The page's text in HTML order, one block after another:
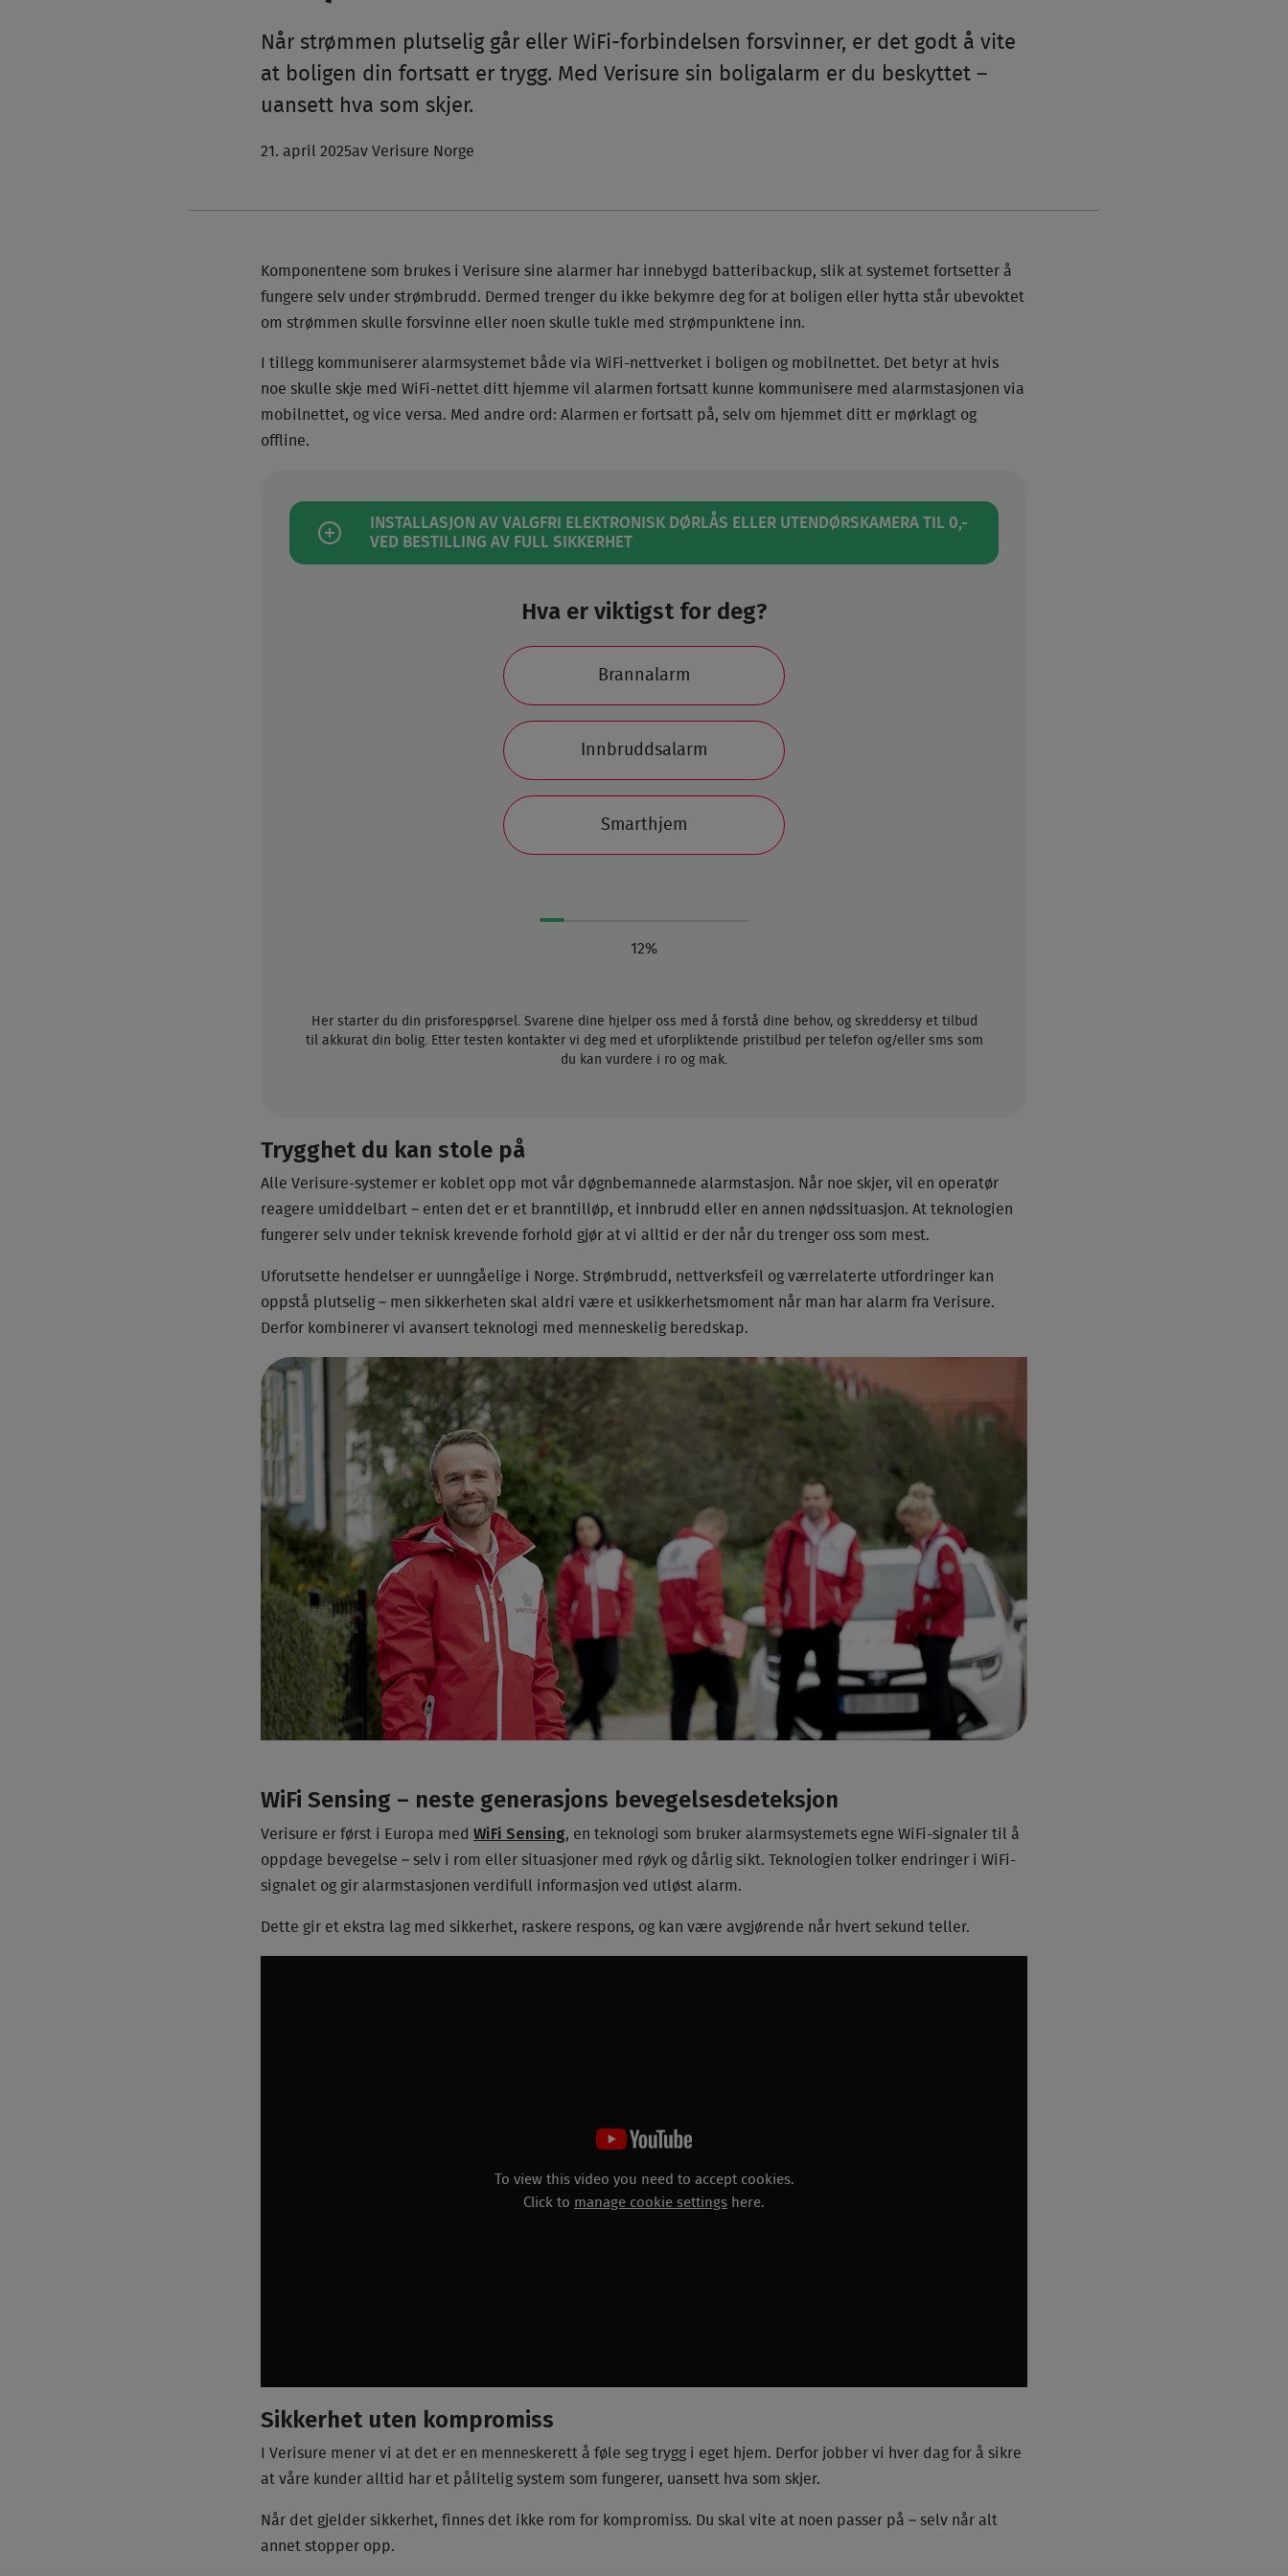
Når strømmen plutselig går eller WiFi-forbindelsen forsvinner, er det godt å vite
at boligen din fortsatt er trygg. Med Verisure sin boligalarm er du beskyttet –
uansett hva som skjer.
21. april 2025av Verisure Norge
Komponentene som brukes i Verisure sine alarmer har innebygd batteribackup, slik at systemet fortsetter å
fungere selv under strømbrudd. Dermed trenger du ikke bekymre deg for at boligen eller hytta står ubevoktet
om strømmen skulle forsvinne eller noen skulle tukle med strømpunktene inn.
I tillegg kommuniserer alarmsystemet både via WiFi-nettverket i boligen og mobilnettet. Det betyr at hvis
noe skulle skje med WiFi-nettet ditt hjemme vil alarmen fortsatt kunne kommunisere med alarmstasjonen via
mobilnettet, og vice versa. Med andre ord: Alarmen er fortsatt på, selv om hjemmet ditt er mørklagt og
offline.
INSTALLASJON AV VALGFRI ELEKTRONISK DØRLÅS ELLER UTENDØRSKAMERA TIL 0,-
VED BESTILLING AV FULL SIKKERHET
Hva er viktigst for deg?
Brannalarm
Innbruddsalarm
Smarthjem
12%
Her starter du din prisforespørsel. Svarene dine hjelper oss med å forstå dine behov, og skreddersy et tilbud
til akkurat din bolig. Etter testen kontakter vi deg med et uforpliktende pristilbud per telefon og/eller sms som
du kan vurdere i ro og mak.
Trygghet du kan stole på
Alle Verisure-systemer er koblet opp mot vår døgnbemannede alarmstasjon. Når noe skjer, vil en operatør
reagere umiddelbart – enten det er et branntilløp, et innbrudd eller en annen nødssituasjon. At teknologien
fungerer selv under teknisk krevende forhold gjør at vi alltid er der når du trenger oss som mest.
Uforutsette hendelser er uunngåelige i Norge. Strømbrudd, nettverksfeil og værrelaterte utfordringer kan
oppstå plutselig – men sikkerheten skal aldri være et usikkerhetsmoment når man har alarm fra Verisure.
Derfor kombinerer vi avansert teknologi med menneskelig beredskap.
WiFi Sensing – neste generasjons bevegelsesdeteksjon
Verisure er først i Europa med WiFi Sensing, en teknologi som bruker alarmsystemets egne WiFi-signaler til å
oppdage bevegelse – selv i rom eller situasjoner med røyk og dårlig sikt. Teknologien tolker endringer i WiFi-
signalet og gir alarmstasjonen verdifull informasjon ved utløst alarm.
Dette gir et ekstra lag med sikkerhet, raskere respons, og kan være avgjørende når hvert sekund teller.
To view this video you need to accept cookies.
Click to manage cookie settings here.
Sikkerhet uten kompromiss
I Verisure mener vi at det er en menneskerett å føle seg trygg i eget hjem. Derfor jobber vi hver dag for å sikre
at våre kunder alltid har et pålitelig system som fungerer, uansett hva som skjer.
Når det gjelder sikkerhet, finnes det ikke rom for kompromiss. Du skal vite at noen passer på – selv når alt
annet stopper opp.